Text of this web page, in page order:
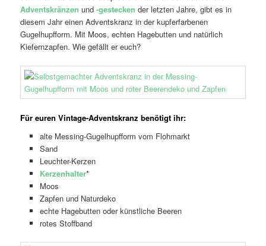
Adventskränzen und-gestecken der letzten Jahre, gibt es in
diesem Jahr einen Adventskranz in der kupferfarbenen
Gugelhupfform. Mit Moos, echten Hagebutten und natürlich
Kiefernzapfen. Wie gefällt er euch?
Für euren Vintage-Adventskranz benötigt ihr:
alte Messing-Gugelhupfform vom Flohmarkt
Sand
Leuchter-Kerzen
Kerzenhalter*
Moos
Zapfen und Naturdeko
echte Hagebutten oder künstliche Beeren
rotes Stoffband